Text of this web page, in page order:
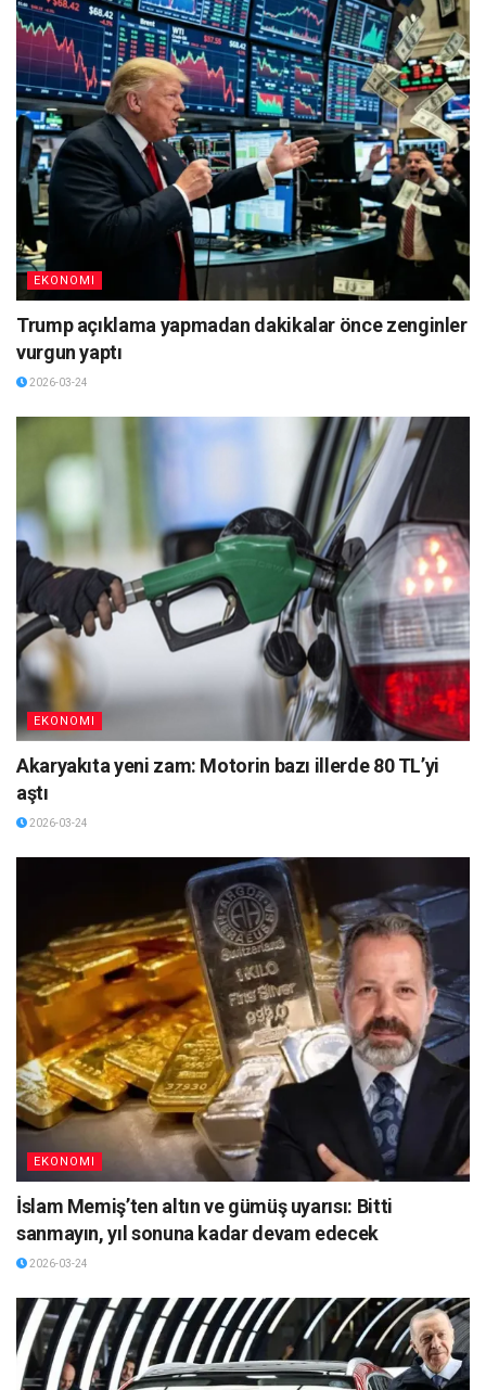
EKONOMI
Trump açıklama yapmadan dakikalar önce zenginler
vurgun yaptı
2026-03-24
EKONOMI
Akaryakıta yeni zam: Motorin bazı illerde 80 TL’yi
aştı
2026-03-24
EKONOMI
İslam Memiş’ten altın ve gümüş uyarısı: Bitti
sanmayın, yıl sonuna kadar devam edecek
2026-03-24